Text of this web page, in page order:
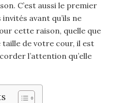
C’est aussi le premier
avant qu’ils ne
cette raison, quelle que
de votre cour, il est
l’attention qu’elle